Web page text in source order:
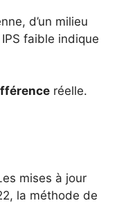
d’un milieu
faible indique
réelle.
mises à jour
la méthode de